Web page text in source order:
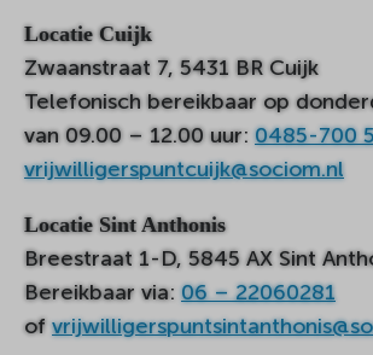
Locatie Cuijk
Zwaanstraat 7, 5431 BR Cuijk
Telefonisch bereikbaar op
van 09.00 – 12.00 uur:0485-700
vrijwilligerspuntcuijk@sociom.nl
Locatie Sint Anthonis
Breestraat 1-D, 5845 AX Sint
Bereikbaar via:06 – 22060281
of